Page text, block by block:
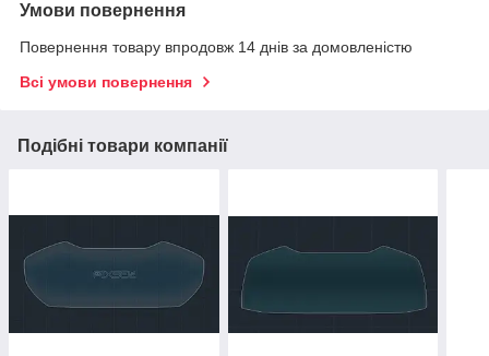
Умови повернення
Повернення товару впродовж 14 днів за домовленістю
Всі умови повернення
Подібні товари компанії